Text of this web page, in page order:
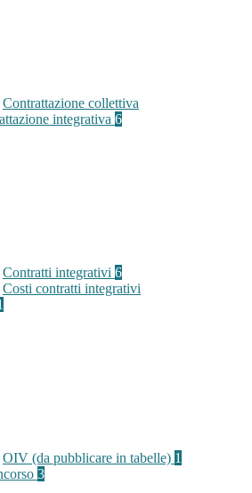
Contrattazione collettiva
integrativa 6
Contratti integrativi 6
Costi contratti integrativi
OIV (da pubblicare in tabelle) 1
3